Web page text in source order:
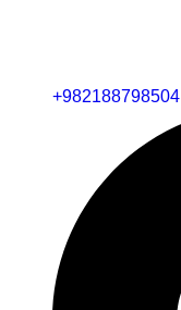
+982188798504